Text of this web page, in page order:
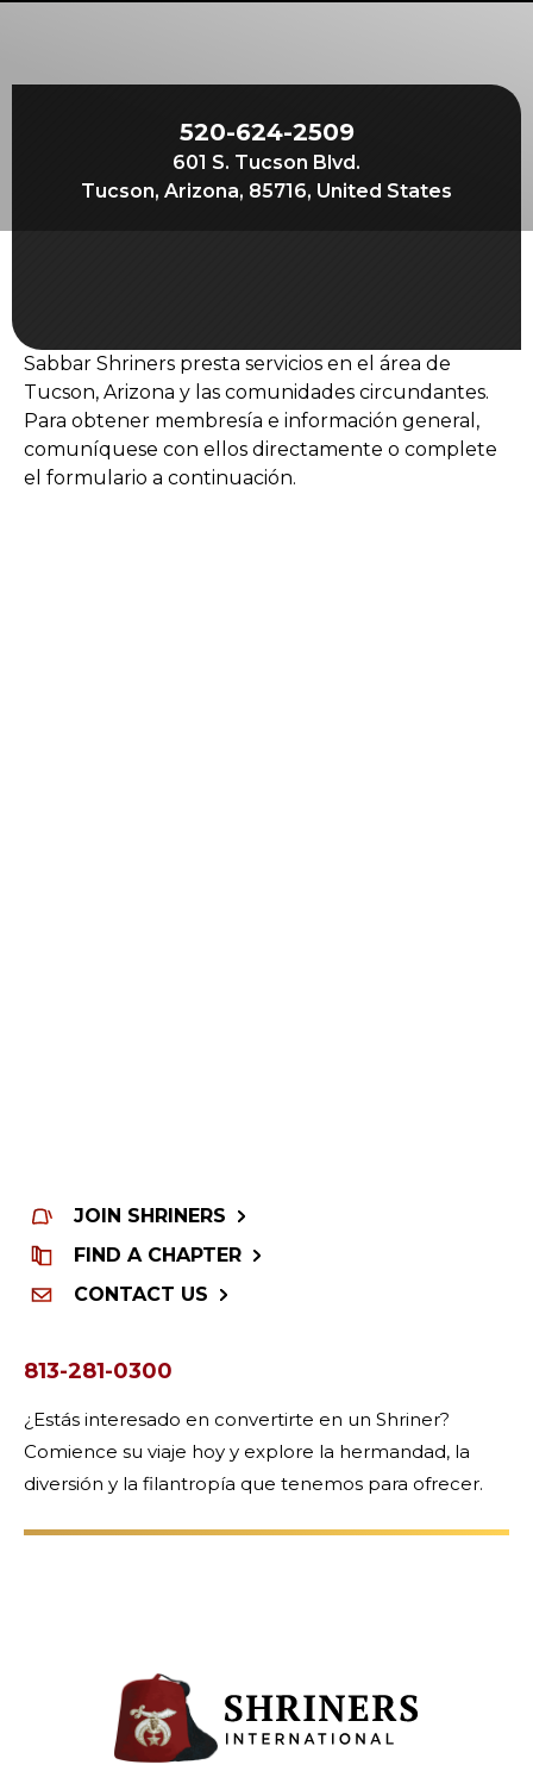
Experimenta la Hermandad
Tu impacto
Educación
Programas SIEF
Contáctenos
520-624-2509
601 S. Tucson Blvd.
Tucson, Arizona, 85716, United States
Sabbar Shriners presta servicios en el área de
Tucson, Arizona y las comunidades circundantes.
Para obtener membresía e información general,
comuníquese con ellos directamente o complete
el formulario a continuación.
JOIN SHRINERS
FIND A CHAPTER
CONTACT US
813-281-0300
¿Estás interesado en convertirte en un Shriner?
Comience su viaje hoy y explore la hermandad, la
diversión y la filantropía que tenemos para ofrecer.